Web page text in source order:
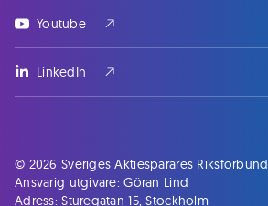
Youtube
LinkedIn
© 2026 Sveriges Aktiesparares Riksförbund
Ansvarig utgivare: Göran Lind
Adress: Sturegatan 15, Stockholm